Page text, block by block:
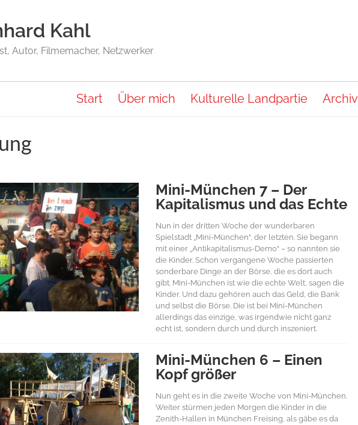
Kahl
Autor, Filmemacher, Netzwerker
Start Über mich Kulturelle Landpartie Archiv
Mini-München 7 – Der
Kapitalismus und das Echte
Nun in der dritten Woche der wunderbaren
Spielstadt „Mini-München“, der letzten. Sie begann
mit einer „Antikapitalismus-Demo“ – so nannten sie
die Kinder. Schon vergangene Woche passierten
sonderbare Dinge an der Börse, die es dort auch
gibt. Mini-München ist wie die echte Welt, sagen die
Kinder. Und dazu gehören auch das Geld, die Bank
und selbst die Börse. Die ist bei Mini-München
allerdings das einzige, was irgendwie nicht ganz
echt ist, sondern durch und durch inszeniert.
Mini-München 6 – Einen
Kopf größer
Nun geht es in die zweite Woche von Mini-München.
Weiter stürmen jeden Morgen die Kinder in die
Zenith-Hallen in München Freising, als gäbe es da